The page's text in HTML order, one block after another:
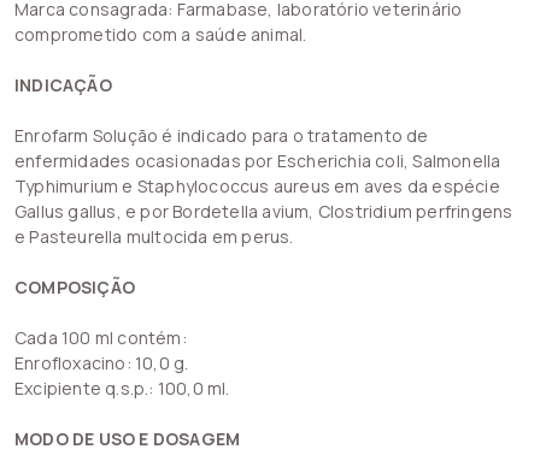
Marca consagrada: Farmabase, laboratório veterinário
comprometido com a saúde animal.
INDICAÇÃO
Enrofarm Solução é indicado para o tratamento de
enfermidades ocasionadas por Escherichia coli, Salmonella
Typhimurium e Staphylococcus aureus em aves da espécie
Gallus gallus, e por Bordetella avium, Clostridium perfringens
e Pasteurella multocida em perus.
COMPOSIÇÃO
Cada 100 ml contém:
Enrofloxacino: 10,0 g.
Excipiente q.s.p.: 100,0 ml.
MODO DE USO E DOSAGEM